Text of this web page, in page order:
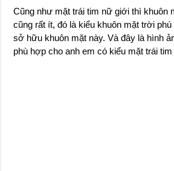
Cũng như mặt trái tim nữ giới thì khuôn
cũng rất ít, đó là kiểu khuôn mặt trời
sở hữu khuôn mặt này. Và đây là hình
phù hợp cho anh em có kiểu mặt trái tim